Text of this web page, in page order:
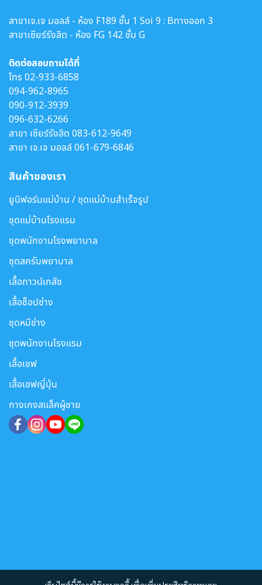
สาขาเจ.เจ มอลล์ - ห้อง F189 ชั้น 1 Soi 9 : Bทางออก 3
สาขาเซียร์รังสิต - ห้อง FG 142 ชั้น G
ติดต่อสอบถามได้ที่
โทร02-933-6858
094-962-8965
090-912-3939
096-632-6266
สาขา เซียร์รังสิต 083-612-9649
สาขา เจ.เจ มอลล์061-679-6846
สินค้าของเรา
ยูนิฟอร์มแม่บ้าน / ชุดแม่บ้านสำเร็จรูป
ชุดแม่บ้านโรงแรม
ชุดพนักงานโรงพยาบาล
ชุดสครับพยาบาล
เสื้อกาวน์เภสัช
เสื้อช็อปช่าง
ชุดหมีช่าง
ชุดพนักงานโรงแรม
เสื้อเชฟ
เสื้อเชฟญี่ปุ่น
กางเกงสแล็คผู้ชาย